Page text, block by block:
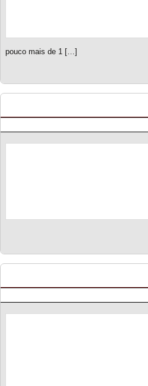
pouco mais de 1 […]